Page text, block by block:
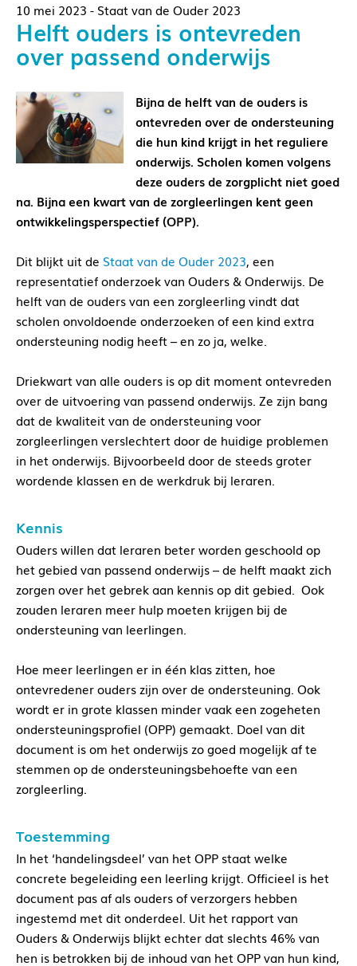
10 mei 2023 - Staat van de Ouder 2023
Helft ouders is ontevreden
over passend onderwijs
Bijna de helft van de ouders is
ontevreden over de ondersteuning
die hun kind krijgt in het reguliere
onderwijs. Scholen komen volgens
deze ouders de zorgplicht niet goed
na. Bijna een kwart van de zorgleerlingen kent geen
ontwikkelingsperspectief (OPP).
Dit blijkt uit de Staat van de Ouder 2023, een
representatief onderzoek van Ouders & Onderwijs. De
helft van de ouders van een zorgleerling vindt dat
scholen onvoldoende onderzoeken of een kind extra
ondersteuning nodig heeft – en zo ja, welke.
Driekwart van alle ouders is op dit moment ontevreden
over de uitvoering van passend onderwijs. Ze zijn bang
dat de kwaliteit van de ondersteuning voor
zorgleerlingen verslechtert door de huidige problemen
in het onderwijs. Bijvoorbeeld door de steeds groter
wordende klassen en de werkdruk bij leraren.
Kennis
Ouders willen dat leraren beter worden geschoold op
het gebied van passend onderwijs – de helft maakt zich
zorgen over het gebrek aan kennis op dit gebied. Ook
zouden leraren meer hulp moeten krijgen bij de
ondersteuning van leerlingen.
Hoe meer leerlingen er in één klas zitten, hoe
ontevredener ouders zijn over de ondersteuning. Ook
wordt er in grote klassen minder vaak een zogeheten
ondersteuningsprofiel (OPP) gemaakt. Doel van dit
document is om het onderwijs zo goed mogelijk af te
stemmen op de ondersteuningsbehoefte van een
zorgleerling.
Toestemming
In het ‘handelingsdeel’ van het OPP staat welke
concrete begeleiding een leerling krijgt. Officieel is het
document pas af als ouders of verzorgers hebben
ingestemd met dit onderdeel. Uit het rapport van
Ouders & Onderwijs blijkt echter dat slechts 46% van
hen is betrokken bij de inhoud van het OPP van hun kind,